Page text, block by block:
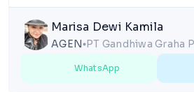
Marisa Dewi Kamila
AGEN lens PT Gandhiwa Graha
WhatsApp